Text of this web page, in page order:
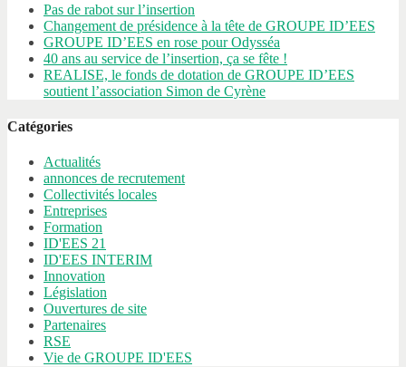
Pas de rabot sur l’insertion
Changement de présidence à la tête de GROUPE ID’EES
GROUPE ID’EES en rose pour Odysséa
40 ans au service de l’insertion, ça se fête !
REALISE, le fonds de dotation de GROUPE ID’EES
soutient l’association Simon de Cyrène
Catégories
Actualités
annonces de recrutement
Collectivités locales
Entreprises
Formation
ID'EES 21
ID'EES INTERIM
Innovation
Législation
Ouvertures de site
Partenaires
RSE
Vie de GROUPE ID'EES